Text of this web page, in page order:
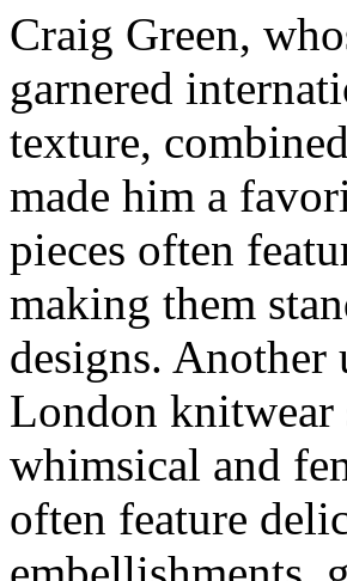
Craig Green,
garnered
texture,
made him a
pieces often
making them
designs.
London
whimsical and
often feature